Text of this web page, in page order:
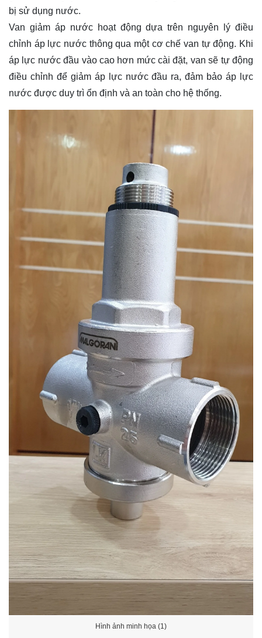
bị sử dụng nước.
Van giảm áp nước hoạt động dựa trên nguyên lý điều
chỉnh áp lực nước thông qua một cơ chế van tự động. Khi
áp lực nước đầu vào cao hơn mức cài đặt, van sẽ tự động
điều chỉnh để giảm áp lực nước đầu ra, đảm bảo áp lực
nước được duy trì ổn định và an toàn cho hệ thống.
Hình ảnh minh họa (1)